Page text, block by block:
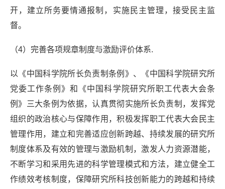
开，建立所务要情通报制，实施民主管理，接受民主监
督。
（4）完善各项规章制度与激励评价体系.
以《中国科学院所长负责制条例》、《中国科学院研究所
党委工作条例》和《中国科学院研究所职工代表大会条
例》三大条例为依据，认真贯彻实施所长负责制，发挥党
组织的政治核心与保障作用，积极发挥职工代表大会民主
管理作用，建立和完善适应创新跨越、持续发展的研究所
制度体系及有效的管理与激励机制，激发人力资源潜能，
不断学习和采用先进的科学管理模式和方法，建立健全工
作绩效考核制度，保障研究所科技创新能力的跨越和持续